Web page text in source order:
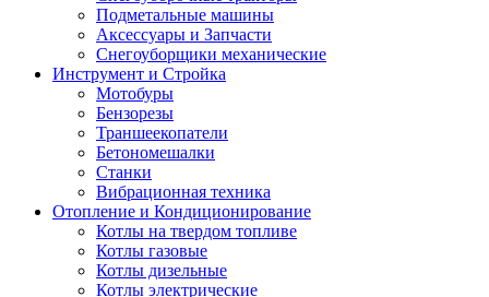
Подметальные машины
Аксессуары и Запчасти
Снегоуборщики механические
Инструмент и Стройка
Мотобуры
Бензорезы
Траншеекопатели
Бетономешалки
Станки
Вибрационная техника
Отопление и Кондиционирование
Котлы на твердом топливе
Котлы газовые
Котлы дизельные
Котлы электрические